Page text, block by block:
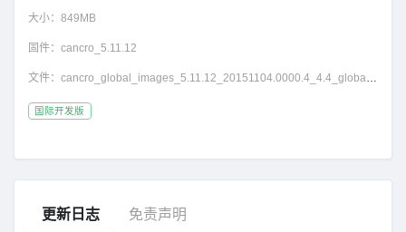
大小： 849MB
固件： cancro_5.11.12
文件： cancro_global_images_5.11.12_20151104.0000.4_4.4_global_be33ad1a74.tgz
国际开发版
更新日志 免责声明